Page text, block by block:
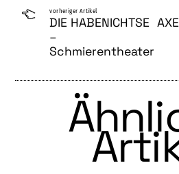
vorheriger Artikel
DIE HABENICHTSE
–
Schmierentheater